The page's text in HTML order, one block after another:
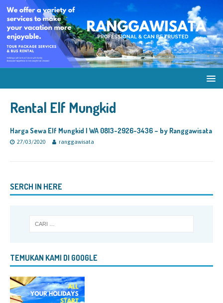
Rental Elf Mungkid
Harga Sewa Elf Mungkid | WA 0813-2926-3436 – by Ranggawisata
27/03/2020 ranggawisata
SERCH IN HERE
TEMUKAN KAMI DI GOOGLE